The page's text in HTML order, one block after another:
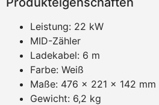
Leistung: 22 kW
MID-Zähler
Ladekabel: 6 m
Farbe: Weiß
Maße: 476 x 221 x 142 mm
Gewicht: 6,2 kg